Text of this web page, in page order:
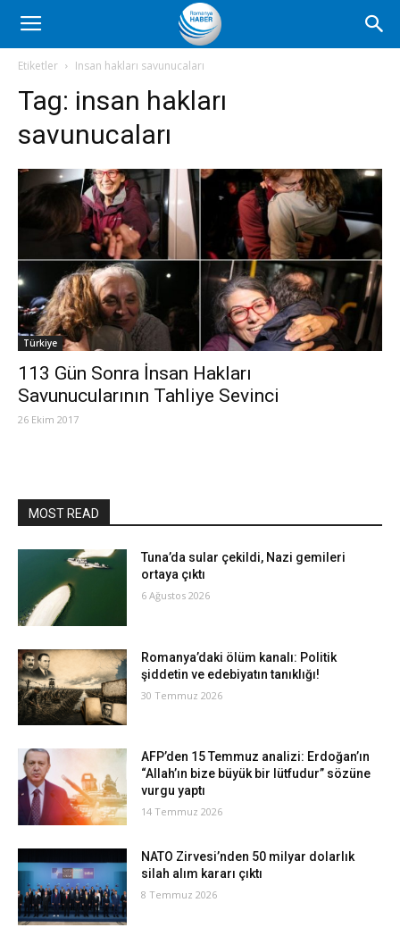
Romanya
Haber
Etiketler Insan hakları savunucaları
Tag: insan hakları
savunucaları
Türkiye
113 Gün Sonra İnsan Hakları
Savunucularının Tahliye Sevinci
26 Ekim 2017
MOST READ
Tuna’da sular çekildi, Nazi gemileri
ortaya çıktı
6 Ağustos 2026
Romanya’daki ölüm kanalı: Politik
şiddetin ve edebiyatın tanıklığı!
30 Temmuz 2026
AFP’den 15 Temmuz analizi: Erdoğan’ın
“Allah’ın bize büyük bir lütfudur” sözüne
vurgu yaptı
14 Temmuz 2026
NATO Zirvesi’nden 50 milyar dolarlık
silah alım kararı çıktı
8 Temmuz 2026